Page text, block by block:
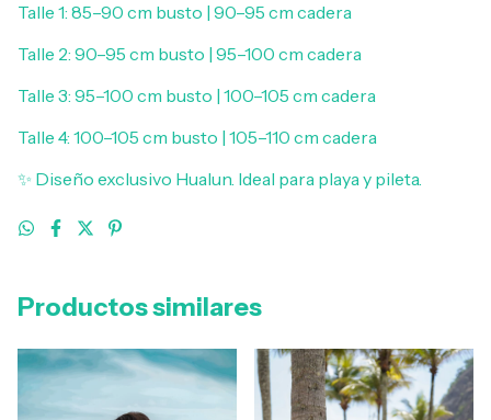
Talle 1: 85–90 cm busto | 90–95 cm cadera
Talle 2: 90–95 cm busto | 95–100 cm cadera
Talle 3: 95–100 cm busto | 100–105 cm cadera
Talle 4: 100–105 cm busto | 105–110 cm cadera
✨ Diseño exclusivo Hualun. Ideal para playa y pileta.
Productos similares